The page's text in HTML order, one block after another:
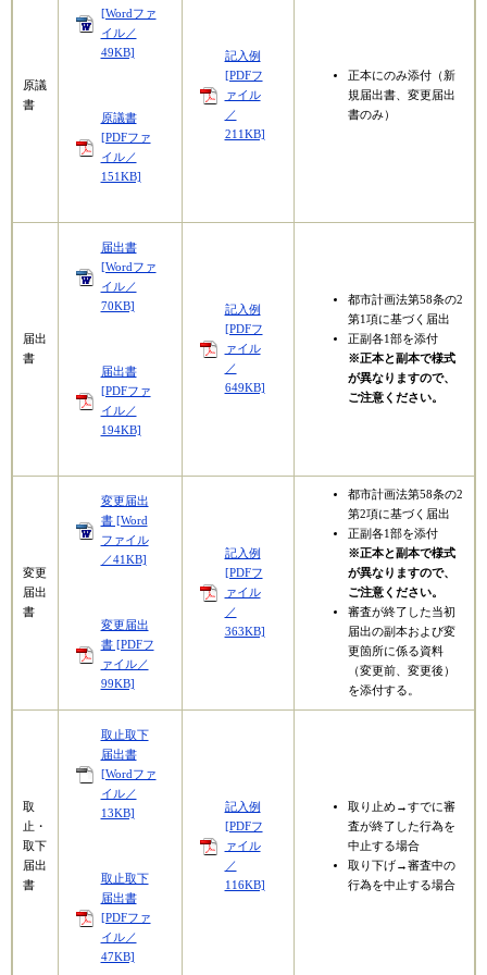
原議
書
[Wordファ
イル／
49KB]
​原議書
[PDFファ
イル／
151KB]
記入例
[PDFフ
ァイル
／
211KB]
正本にのみ添付（新
規届出書、変更届出
書のみ）
届出
書
届出書
[Wordファ
イル／
70KB]
届出書
[PDFファ
イル／
194KB]
記入例
[PDFフ
ァイル
／
649KB]
都市計画法第58条の2
第1項に基づく届出
正副各1部を添付
※正本と副本で様式
が異なりますので、
ご注意ください。
変更
届出
書
変更届出
書 [Word
ファイル
／41KB]
変更届出
書 [PDFフ
ァイル／
99KB]
記入例
[PDFフ
ァイル
／
363KB]
都市計画法第58条の2
第2項に基づく届出
正副各1部を添付
※正本と副本で様式
が異なりますので、
ご注意ください。
​審査が終了した当初
届出の副本および変
更箇所に係る資料
（変更前、変更後）
を添付する。
取
止・
取下
届出
書
取止取下
届出書
[Wordファ
イル／
13KB]
取止取下
届出書
[PDFファ
イル／
47KB]
記入例
[PDFフ
ァイル
／
116KB]
取り止め→すでに審
査が終了した行為を
中止する場合
取り下げ→審査中の
行為を中止する場合